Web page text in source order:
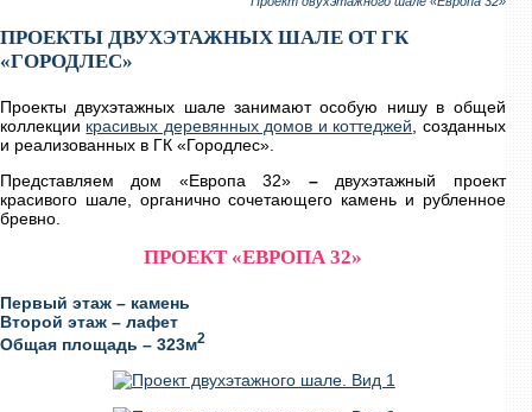
ПРОЕКТЫ ДВУХЭТАЖНЫХ ШАЛЕ ОТ ГК
«ГОРОДЛЕС»
Проекты двухэтажных шале занимают особую нишу в общей
коллекции красивых деревянных домов и коттеджей , созданных
и реализованных в ГК «Городлес».
Представляем дом «Европа 32» –двухэтажный проект
красивого шале, органично сочетающего камень и рубленное
бревно.
ПРОЕКТ «ЕВРОПА 32»
Первый этаж – камень
Второй этаж – лафет
Общая площадь – 323м2